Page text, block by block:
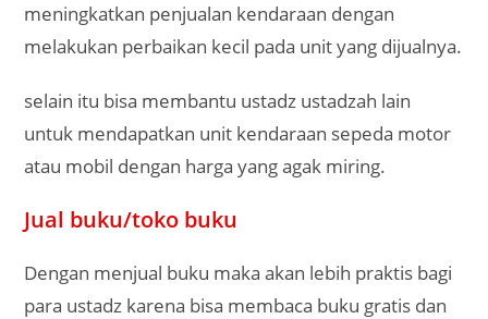
meningkatkan penjualan kendaraan dengan
melakukan perbaikan kecil pada unit yang dijualnya.
selain itu bisa membantu ustadz ustadzah lain
untuk mendapatkan unit kendaraan sepeda motor
atau mobil dengan harga yang agak miring.
Jual buku/toko buku
Dengan menjual buku maka akan lebih praktis bagi
para ustadz karena bisa membaca buku gratis dan